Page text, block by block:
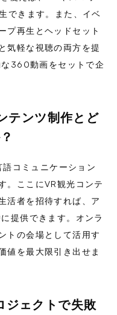
できます。また、イベ
プ再生とヘッドセット
気軽な視聴の両方を提
360動画をセットで企
テンツ制作とど
コミュニケーション
。ここにVR観光コンテ
活者を招待すれば、ア
提供できます。オンラ
トの会場として活用す
値を最大限引き出せま
ジェクトで失敗